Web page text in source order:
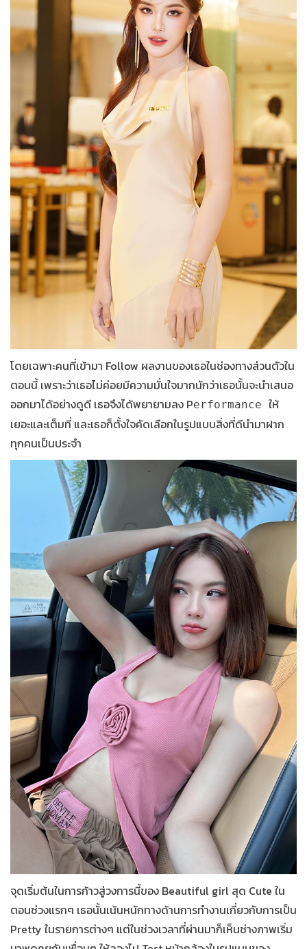
โดยเฉพาะคนที่เข้ามา Follow ผลงานของเธอในช่องทางส่วนตัวใน
ตอนนี้ เพราะว่าเธอไม่ค่อยมีความมั่นใจมากนักว่าเธอนั้นจะนำเสนอ
ออกมาได้อย่างดูดี เธอจึงได้พยายามลง Performance ให้
เยอะและเต็มที่ และเธอก็ตั้งใจคัดเลือกในรูปแบบสิ่งที่ดีนำมาฝาก
ทุกคนเป็นประจำ
จุดเริ่มต้นในการก้าวสู่วงการนี้ของ Beautiful girl สุด Cute ใน
ตอนช่วงแรกๆ เธอนั้นเน้นหนักทางด้านการทำงานเกี่ยวกับการเป็น
Pretty ในรายการต่างๆ แต่ในช่วงเวลาที่ผ่านมาก็เห็นช่างภาพเริ่ม